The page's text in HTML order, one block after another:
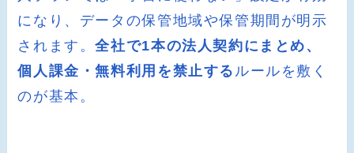
になり、データの保管地域や保管期間が明示
されます。全社で1本の法人契約にまとめ、
個人課金・無料利用を禁止する ルールを敷く
のが基本。